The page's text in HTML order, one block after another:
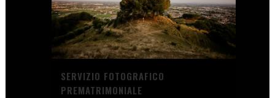
SERVIZIO FOTOGRAFICO
PREMATRIMONIALE